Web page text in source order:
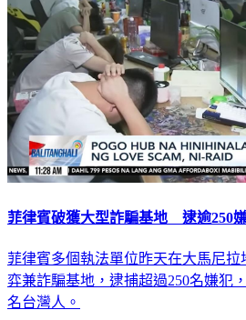
菲律賓破獲大型詐騙基地 逮逾250
菲律賓多個執法單位昨天在大馬尼
弈兼詐騙基地，逮捕超過250名嫌犯
名台灣人。